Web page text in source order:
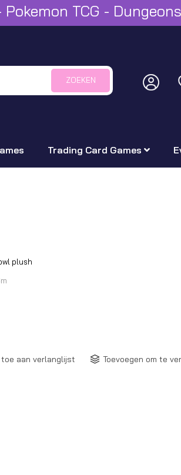
TCG -
ZOEKEN
Trading Card Games
plush
toe aan verlanglijst Toevoegen om te